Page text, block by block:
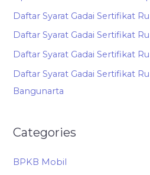
Daftar Syarat Gadai Sertifikat
Daftar Syarat Gadai Sertifikat
Daftar Syarat Gadai Sertifikat
Daftar Syarat Gadai Sertifikat
Bangunarta
Categories
BPKB Mobil